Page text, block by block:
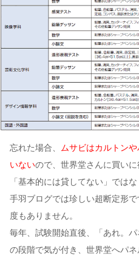
忘れた場合、 ムサビはカルトン
いないので、世界堂さんに買いに
「基本的には貸してない」ではな
手羽ブログでは珍しい超断定形
度もありません。
毎年、試験開始直後、「あれ。
の段階で気が付き、世界堂へパ